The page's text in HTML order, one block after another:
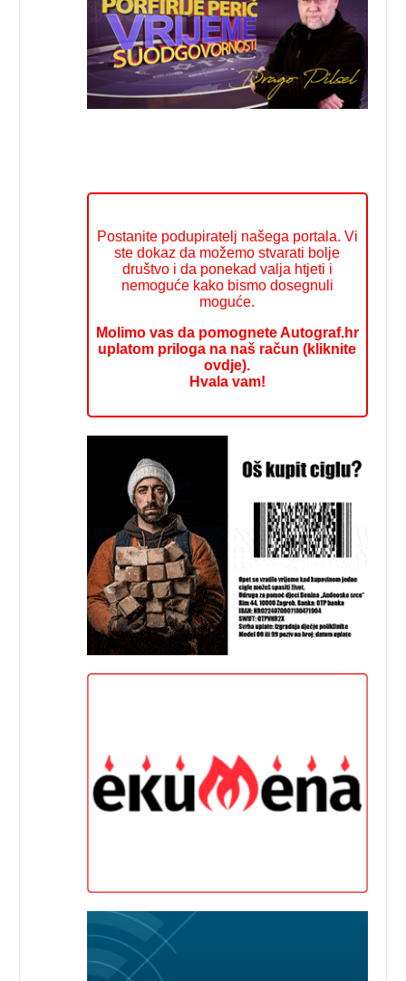
Postanite podupiratelj našega portala. Vi
ste dokaz da možemo stvarati bolje
društvo i da ponekad valja htjeti i
nemoguće kako bismo dosegnuli
moguće.
Molimo vas da pomognete Autograf.hr
uplatom priloga na naš račun (kliknite
ovdje).
Hvala vam!